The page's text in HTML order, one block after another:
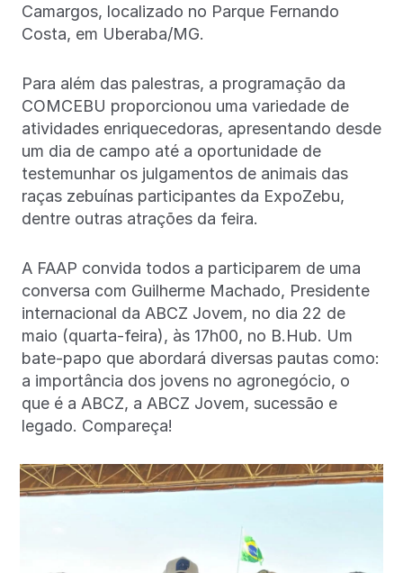
Camargos, localizado no Parque Fernando
Costa, em Uberaba/MG.
Para além das palestras, a programação da
COMCEBU proporcionou uma variedade de
atividades enriquecedoras, apresentando desde
um dia de campo até a oportunidade de
testemunhar os julgamentos de animais das
raças zebuínas participantes da ExpoZebu,
dentre outras atrações da feira.
A FAAP convida todos a participarem de uma
conversa com Guilherme Machado, Presidente
internacional da ABCZ Jovem, no dia 22 de
maio (quarta-feira), às 17h00, no B.Hub. Um
bate-papo que abordará diversas pautas como:
a importância dos jovens no agronegócio, o
que é a ABCZ, a ABCZ Jovem, sucessão e
legado. Compareça!